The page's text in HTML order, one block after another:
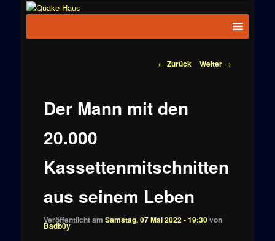
News zu
Beitragsnavigation
← Zurück Weiter →
Der Mann mit den
20.000
Kassettenmitschnitten
aus seinem Leben
Veröffentlicht am Samstag, 07 Mai 2022 - 19:30von
Badb0y